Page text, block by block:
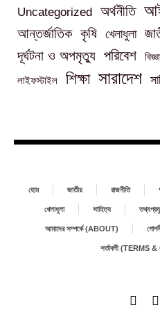
Uncategorized অর্থনীতি
আন্তর্জাতিক কৃষি খেলাধুলা
দূর্ঘটনা ও অপমৃত্যু পরিবেশ
লাইফস্টাইল শিক্ষা সারাদেশ
হোম জাতীয় রাজনীতি
খেলাধুলা সাহিত্য
আমাদের সম্পর্কে (ABOUT)
শর্তাবলী (TERMS